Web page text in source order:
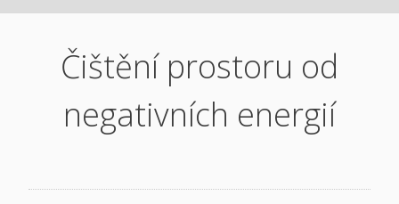
Čištění prostoru od
negativních energií